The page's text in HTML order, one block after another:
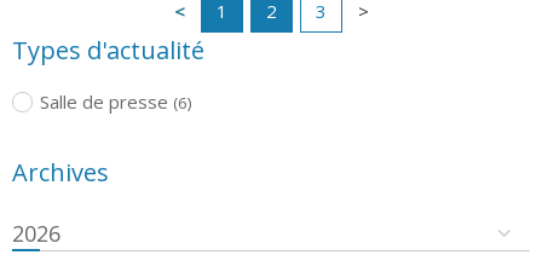
1 2 3
Types d'actualité
Salle de presse (6)
Archives
2026